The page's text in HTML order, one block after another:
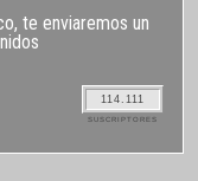
te enviaremos un
114.111
SUSCRIPTORES